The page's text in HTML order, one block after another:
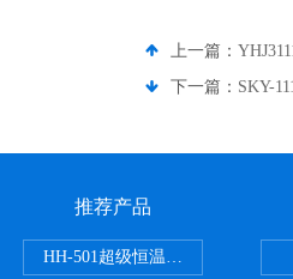
上一篇：
下一篇： SKY-
推荐产品
HH-501超级恒温水浴